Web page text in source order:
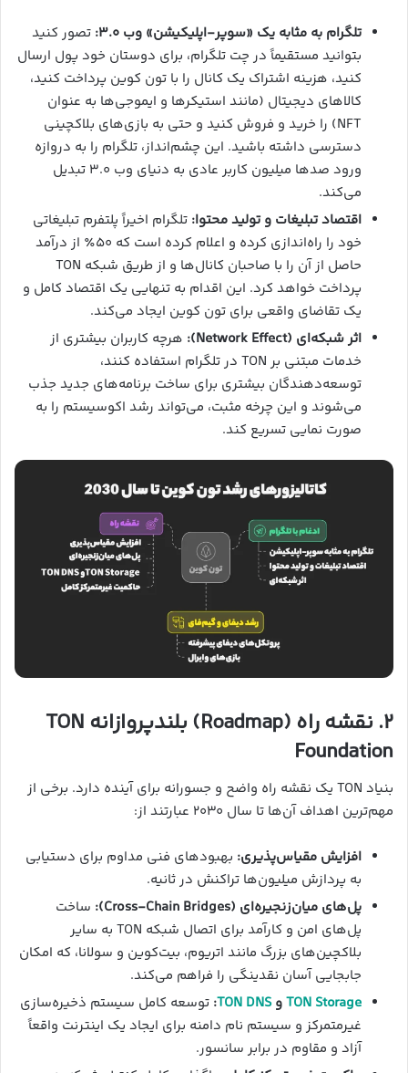
تلگرام به مثابه یک «سوپر-اپلیکیشن» وب ۳.۰:
تصور کنید
بتوانید مستقیماً در چت تلگرام، برای دوستان خود پول ارسال
کنید، هزینه اشتراک یک کانال را با تون کوین پرداخت کنید،
کالاهای دیجیتال (مانند استیکرها و ایموجی‌ها به عنوان
NFT) را خرید و فروش کنید و حتی به بازی‌های بلاکچینی
دسترسی داشته باشید. این چشم‌انداز، تلگرام را به دروازه
ورود صدها میلیون کاربر عادی به دنیای وب ۳.۰ تبدیل
می‌کند.
اقتصاد تبلیغات و تولید محتوا: تلگرام اخیراً پلتفرم تبلیغاتی
خود را راه‌اندازی کرده و اعلام کرده است که ۵۰٪ از درآمد
حاصل از آن را با صاحبان کانال‌ها و از طریق شبکه TON
پرداخت خواهد کرد. این اقدام به تنهایی یک اقتصاد کامل و
یک تقاضای واقعی برای تون کوین ایجاد می‌کند.
اثر شبکه‌ای (Network Effect):
هرچه کاربران بیشتری از
خدمات مبتنی بر TON در تلگرام استفاده کنند،
توسعه‌دهندگان بیشتری برای ساخت برنامه‌های جدید جذب
می‌شوند و این چرخه مثبت، می‌تواند رشد اکوسیستم را به
صورت نمایی تسریع کند.
۲. نقشه راه (Roadmap) بلندپروازانه TON
Foundation
بنیاد TON یک نقشه راه واضح و جسورانه برای آینده دارد. برخی از
مهم‌ترین اهداف آن‌ها تا سال ۲۰۳۰ عبارتند از:
افزایش مقیاس‌پذیری: بهبودهای فنی مداوم برای دستیابی
به پردازش میلیون‌ها تراکنش در ثانیه.
پل‌های میان‌زنجیره‌ای (Cross-Chain Bridges):
ساخت
پل‌های امن و کارآمد برای اتصال شبکه TON به سایر
بلاکچین‌های بزرگ مانند اتریوم، بیت‌کوین و سولانا، که امکان
جابجایی آسان نقدینگی را فراهم می‌کند.
TON StorageوTON DNS
: توسعه کامل سیستم ذخیره‌سازی
غیرمتمرکز و سیستم نام دامنه برای ایجاد یک اینترنت واقعاً
آزاد و مقاوم در برابر سانسور.